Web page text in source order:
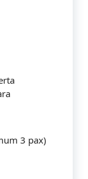
3 pax)